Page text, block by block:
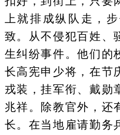
上就排成纵队走，
致。从不侵犯百姓、
生纠纷事件。他们的
长高宪申少将，在节
戎装，挂军衔、戴勋
兆祥。除教官外，还
长。在当地雇请勤务